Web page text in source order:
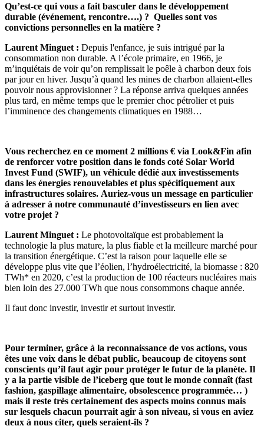
Qu’est-ce qui vous a fait basculer dans le développement
durable (événement, rencontre….) ? Quelles sont vos
convictions personnelles en la matière ?
Laurent Minguet : Depuis l'enfance, je suis intrigué par la
consommation non durable. A l’école primaire, en 1966, je
m’inquiétais de voir qu’on remplissait le poêle à charbon deux fois
par jour en hiver. Jusqu’à quand les mines de charbon allaient-elles
pouvoir nous approvisionner ? La réponse arriva quelques années
plus tard, en même temps que le premier choc pétrolier et puis
l’imminence des changements climatiques en 1988…
Vous recherchez en ce moment 2 millions € via Look&Fin afin
de renforcer votre position dans le fonds coté Solar World
Invest Fund (SWIF), un véhicule dédié aux investissements
dans les énergies renouvelables et plus spécifiquement aux
infrastructures solaires. Auriez-vous un message en particulier
à adresser à notre communauté d’investisseurs en lien avec
votre projet ?
Laurent Minguet : Le photovoltaïque est probablement la
technologie la plus mature, la plus fiable et la meilleure marché pour
la transition énergétique. C’est la raison pour laquelle elle se
développe plus vite que l’éolien, l’hydroélectricité, la biomasse : 820
TWh* en 2020, c’est la production de 100 réacteurs nucléaires mais
bien loin des 27.000 TWh que nous consommons chaque année.
Il faut donc investir, investir et surtout investir.
Pour terminer, grâce à la reconnaissance de vos actions, vous
êtes une voix dans le débat public, beaucoup de citoyens sont
conscients qu’il faut agir pour protéger le futur de la planète. Il
y a la partie visible de l’iceberg que tout le monde connaît (fast
fashion, gaspillage alimentaire, obsolescence programmée… )
mais il reste très certainement des aspects moins connus mais
sur lesquels chacun pourrait agir à son niveau, si vous en aviez
deux à nous citer, quels seraient-ils ?